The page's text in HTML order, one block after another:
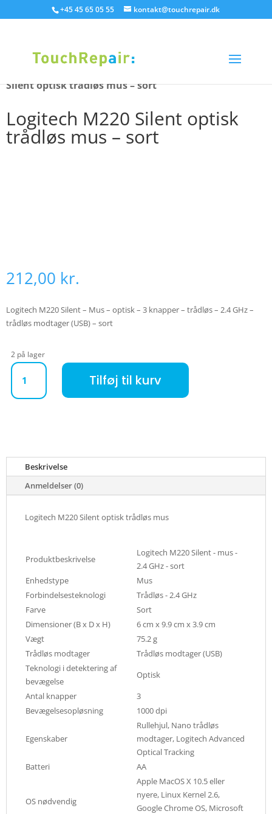
+45 45 65 05 55 kontakt@touchrepair.dk
Silent optisk trådløs mus – sort
Logitech M220 Silent optisk
trådløs mus – sort
212,00 kr.
Logitech M220 Silent – Mus – optisk – 3 knapper – trådløs – 2.4 GHz –
trådløs modtager (USB) – sort
2 på lager
Logitech M220 Silent optisk trådløs mus - sort antal
Tilføj til kurv
Beskrivelse
Anmeldelser (0)
Logitech M220 Silent optisk trådløs mus
Produktbeskrivelse
Logitech M220 Silent - mus -
2.4 GHz - sort
Enhedstype
Mus
Forbindelsesteknologi
Trådløs - 2.4 GHz
Farve
Sort
Dimensioner (B x D x H)
6 cm x 9.9 cm x 3.9 cm
Vægt
75.2 g
Trådløs modtager
Trådløs modtager (USB)
Teknologi i detektering af
bevægelse
Optisk
Antal knapper
3
Bevægelsesopløsning
1000 dpi
Egenskaber
Rullehjul, Nano trådløs
modtager, Logitech Advanced
Optical Tracking
Batteri
AA
OS nødvendig
Apple MacOS X 10.5 eller
nyere, Linux Kernel 2.6,
Google Chrome OS, Microsoft